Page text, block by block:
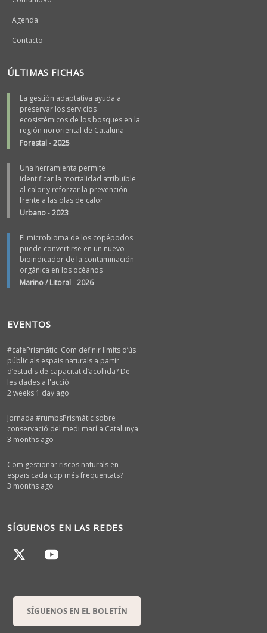
Agenda
Contacto
ÚLTIMAS FICHAS
La gestión adaptativa ayuda a
preservar los servicios
ecosistémicos de los bosques en la
región nororiental de Cataluña
Forestal-2025
Una herramienta permite
identificar la mortalidad atribuible
al calor y reforzar la prevención
frente a las olas de calor
Urbano-2023
El microbioma de los copépodos
puede convertirse en un nuevo
bioindicador de la contaminación
orgánica en los océanos
Marino / Litoral-2026
EVENTOS
#cafèPrismàtic: Com definir límits d’ús
públic als espais naturals a partir
d’estudis de capacitat d’acollida? De
les dades a l'acció
2 weeks 1 day ago
Jornada #rumbsPrismàtic sobre
conservació del medi marí a Catalunya
3 months ago
Com gestionar riscos naturals en
espais cada cop més freqüentats?
3 months ago
SÍGUENOS EN LAS REDES
SÍGUENOS EN EL BOLETÍN